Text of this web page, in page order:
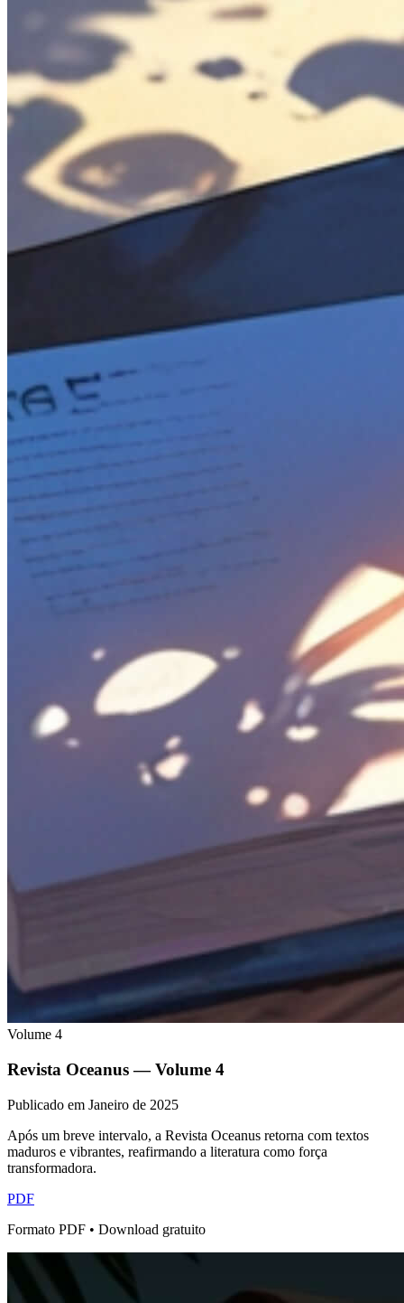
Volume 4
Revista Oceanus — Volume 4
Publicado em Janeiro de 2025
Após um breve intervalo, a Revista Oceanus retorna com textos
maduros e vibrantes, reafirmando a literatura como força
transformadora.
PDF
Formato PDF • Download gratuito